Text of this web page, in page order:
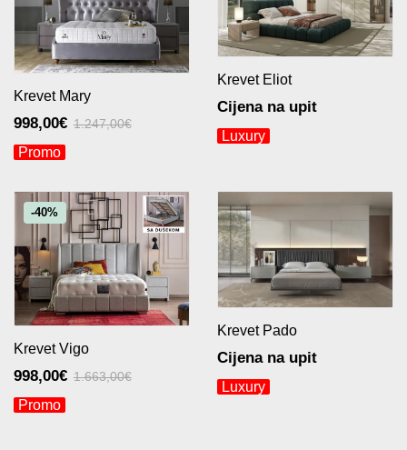
Krevet Mary
1.247,00€
Originalna
je
bila:
1.247,00€.
998,00€
Trenutna
je:
998,00€.
Promo
Krevet Eliot
Cijena na upit
Luxury
-40%
Krevet Vigo
1.663,00€
Originalna
998,00€
Trenutna
Promo
Krevet Pado
Cijena na upit
Luxury